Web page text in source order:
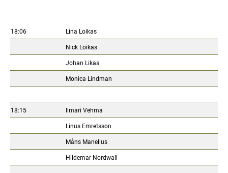
18:06
Lina Loikas
Nick Loikas
Johan Likas
Monica Lindman
18:15
Ilmari Vehma
Linus Emretsson
Måns Manelius
Hildemar Nordwall